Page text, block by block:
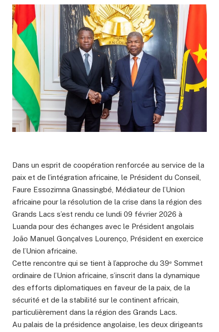
Dans un esprit de coopération renforcée au service de la
paix et de l’intégration africaine, le Président du Conseil,
Faure Essozimna Gnassingbé, Médiateur de l’Union
africaine pour la résolution de la crise dans la région des
Grands Lacs s’est rendu ce lundi 09 février 2026 à
Luanda pour des échanges avec le Président angolais
João Manuel Gonçalves Lourenço, Président en exercice
de l’Union africaine.
Cette rencontre qui se tient à l’approche du 39ᵉ Sommet
ordinaire de l’Union africaine, s’inscrit dans la dynamique
des efforts diplomatiques en faveur de la paix, de la
sécurité et de la stabilité sur le continent africain,
particulièrement dans la région des Grands Lacs.
Au palais de la présidence angolaise, les deux dirigeants